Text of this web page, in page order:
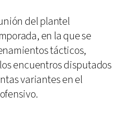
del plantel
en la que se
tácticos,
encuentros disputados
variantes en el